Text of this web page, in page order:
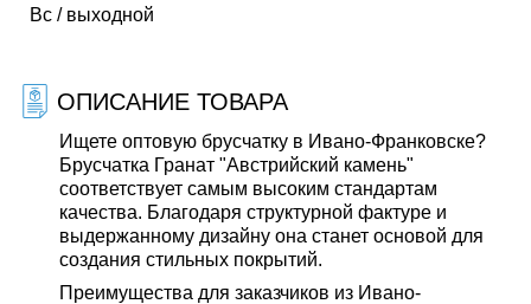
Вс / выходной
ОПИСАНИЕ ТОВАРА
Ищете оптовую брусчатку в Ивано-Франковске?
Брусчатка Гранат "Австрийский камень"
соответствует самым высоким стандартам
качества. Благодаря структурной фактуре и
выдержанному дизайну она станет основой для
создания стильных покрытий.
Преимущества для заказчиков из Ивано-